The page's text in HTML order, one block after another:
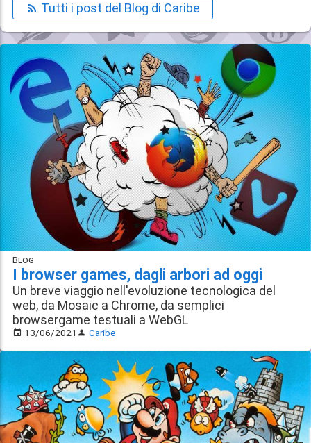
Tutti i post del Blog di Caribe
Blog
I browser games, dagli arbori ad oggi
Un breve viaggio nell'evoluzione tecnologica del
web, da Mosaic a Chrome, da semplici
browsergame testuali a WebGL
13/06/2021 Caribe